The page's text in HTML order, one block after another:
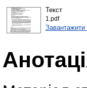
Текст
1.pdf
Завантажити